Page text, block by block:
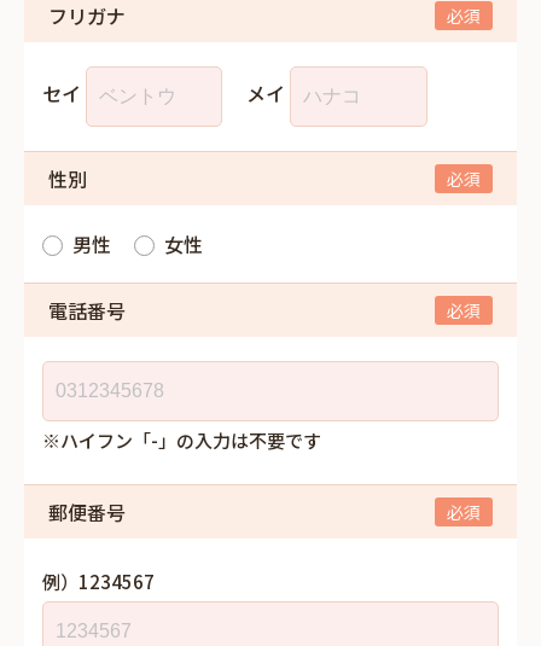
フリガナ
セイ メイ
性別
男性 女性
電話番号
※ハイフン「-」の入力は不要です
郵便番号
例）1234567